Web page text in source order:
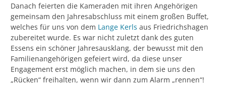
Danach feierten die Kameraden mit ihren Angehörigen
gemeinsam den Jahresabschluss mit einem großen Buffet,
welches für uns von dem Lange Kerls aus Friedrichshagen
zubereitet wurde. Es war nicht zuletzt dank des guten
Essens ein schöner Jahresausklang, der bewusst mit den
Familienangehörigen gefeiert wird, da diese unser
Engagement erst möglich machen, in dem sie uns den
„Rücken“ freihalten, wenn wir dann zum Alarm „rennen“!